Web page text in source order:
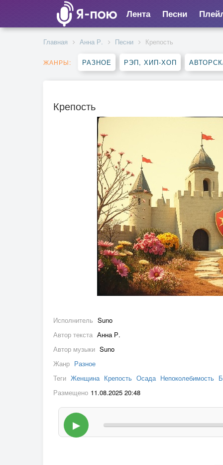
Лента Песни
Главная Анна Р. Песни Крепость
ЖАНРЫ: РАЗНОЕ РЭП, ХИП-ХОП
Крепость
Исполнитель Suno
Автор текста Анна Р.
Автор музыки Suno
Жанр Разное
Теги Женщина Крепость Осада Непоколебимость
Размещено 11.08.2025 20:48
▶